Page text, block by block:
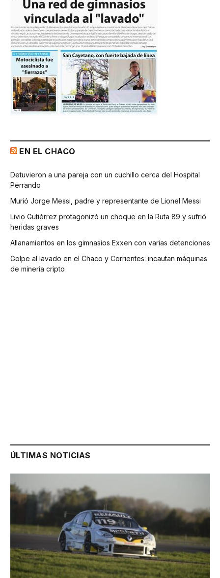
EN EL CHACO
Detuvieron a una pareja con un cuchillo cerca del Hospital
Perrando
Murió Jorge Messi, padre y representante de Lionel Messi
Livio Gutiérrez protagonizó un choque en la Ruta 89 y sufrió
heridas graves
Allanamientos en los gimnasios Exxen con varias detenciones
Golpe al lavado en el Chaco y Corrientes: incautan máquinas
de minería cripto
ÚLTIMAS NOTICIAS